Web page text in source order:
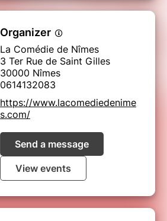
Organizer
La Comédie de Nîmes
3 Ter Rue de Saint Gilles
30000 Nîmes
0614132083
https://www.lacomediedenime
s.com/
Send a message
View events